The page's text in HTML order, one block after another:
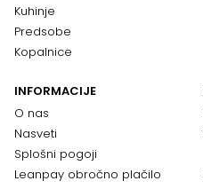
Kuhinje
Predsobe
Kopalnice
INFORMACIJE
O nas
Nasveti
Splošni pogoji
Leanpay obročno plačilo